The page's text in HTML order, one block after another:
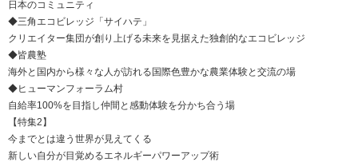
日本のコミュニティ
◆三角エコビレッジ「サイハテ」
クリエイター集団が創り上げる未来を見据えた独創的なエコビレッジ
◆皆農塾
海外と国内から様々な人が訪れる国際色豊かな農業体験と交流の場
◆ヒューマンフォーラム村
自給率100%を目指し仲間と感動体験を分かち合う場
【特集2】
今までとは違う世界が見えてくる
新しい自分が目覚めるエネルギーパワーアップ術